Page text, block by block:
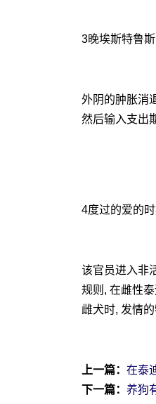
3晚埃斯特鲁斯
外阴的肿胀消
然后输入支出
4度过的爱的
该官员进入非
规则, 在雌性
雌犬时, 发情
上一篇： 在泰
下一篇： 养狗